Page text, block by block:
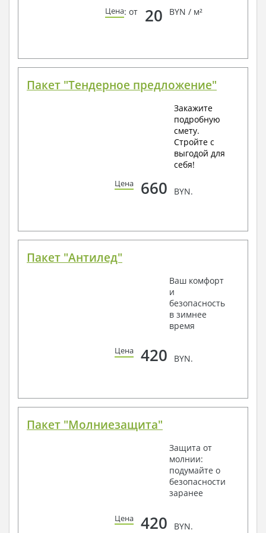
Цена: от 20 BYN / м²
Пакет "Тендерное предложение"
Закажите
подробную
смету.
Стройте с
выгодой для
себя!
Цена 660 BYN.
Пакет "Антилед"
Ваш комфорт
и
безопасность
в зимнее
время
Цена 420 BYN.
Пакет "Молниезащита"
Защита от
молнии:
подумайте о
безопасности
заранее
Цена 420 BYN.